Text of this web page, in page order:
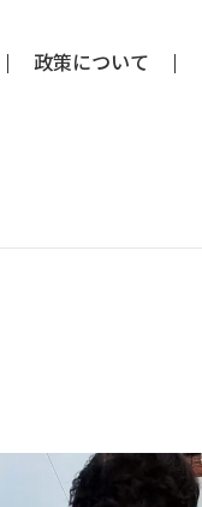
政策について